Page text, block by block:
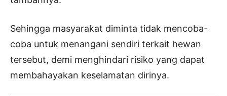
Sehingga masyarakat diminta tidak mencoba-
coba untuk menangani sendiri terkait hewan
tersebut, demi menghindari risiko yang dapat
membahayakan keselamatan dirinya.